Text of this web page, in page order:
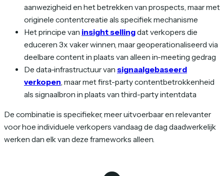
aanwezigheid en het betrekken van prospects, maar met
originele contentcreatie als specifiek mechanisme
Het principe van insight sellingdat verkopers die
educeren 3x vaker winnen, maar geoperationaliseerd via
deelbare content in plaats van alleen in-meeting gedrag
De data-infrastructuur van signaalgebaseerd
verkopen, maar met first-party contentbetrokkenheid
als signaalbron in plaats van third-party intentdata
De combinatie is specifieker, meer uitvoerbaar en relevanter
voor hoe individuele verkopers vandaag de dag daadwerkelijk
werken dan elk van deze frameworks alleen.